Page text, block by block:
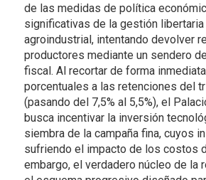
de las medidas de política
significativas de la gestión
agroindustrial, intentando devolver
productores mediante un sendero
fiscal. Al recortar de forma
porcentuales a las retenciones del
(pasando del 7,5% al 5,5%), el
busca incentivar la inversión
siembra de la campaña fina, cuyos
sufriendo el impacto de los costos
embargo, el verdadero núcleo de la